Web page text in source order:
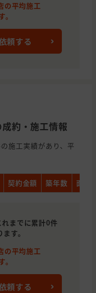
の平均施工
頼する
約・施工情報
施工実績があり、平
契約金額 築年数 面積
までに累計0件
す。
の平均施工
頼する